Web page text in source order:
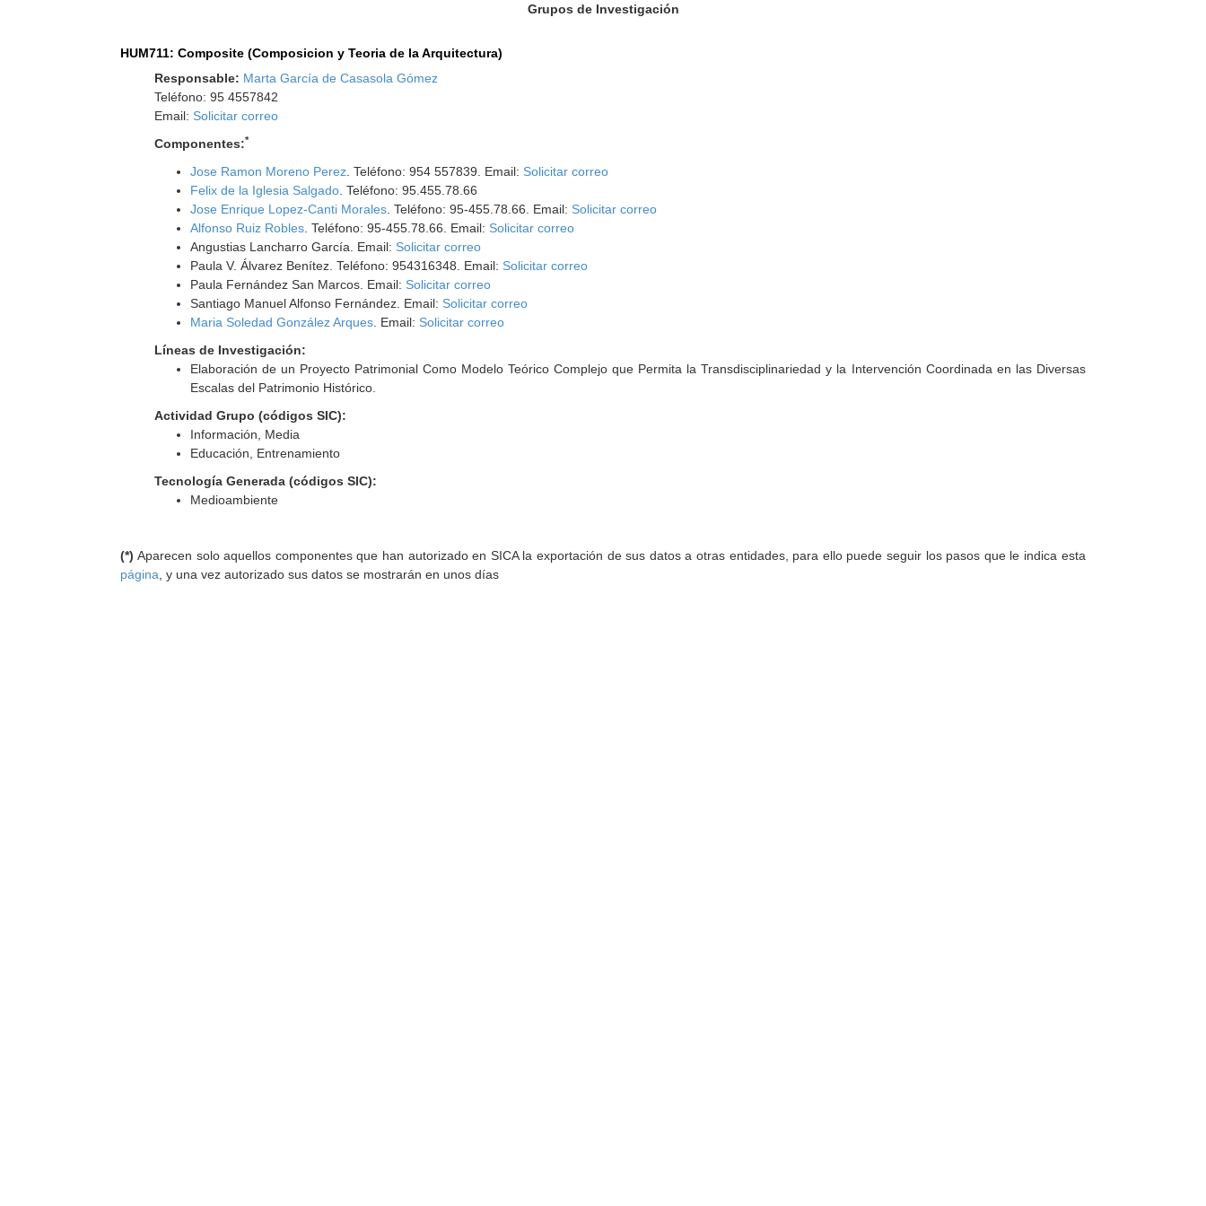
Grupos de Investigación
HUM711: Composite (Composicion y Teoria de la Arquitectura)
Responsable: Marta García de Casasola Gómez
Teléfono: 95 4557842
Email: Solicitar correo
Componentes:*
Jose Ramon Moreno Perez . Teléfono: 954 557839. Email: Solicitar correo
Felix de la Iglesia Salgado . Teléfono: 95.455.78.66
Jose Enrique Lopez-Canti Morales . Teléfono: 95-455.78.66. Email: Solicitar correo
Alfonso Ruiz Robles . Teléfono: 95-455.78.66. Email: Solicitar correo
Angustias Lancharro García. Email: Solicitar correo
Paula V. Álvarez Benítez. Teléfono: 954316348. Email: Solicitar correo
Paula Fernández San Marcos. Email: Solicitar correo
Santiago Manuel Alfonso Fernández. Email: Solicitar correo
Maria Soledad González Arques . Email: Solicitar correo
Líneas de Investigación:
Elaboración de un Proyecto Patrimonial Como Modelo Teórico Complejo que Permita la Transdisciplinariedad y la Intervención Coordinada en las Diversas
Escalas del Patrimonio Histórico.
Actividad Grupo (códigos SIC):
Información, Media
Educación, Entrenamiento
Tecnología Generada (códigos SIC):
Medioambiente
(*) Aparecen solo aquellos componentes que han autorizado en SICA la exportación de sus datos a otras entidades, para ello puede seguir los pasos que le indica esta
página , y una vez autorizado sus datos se mostrarán en unos días